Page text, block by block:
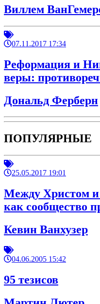
Виллем
07.11.2017 17:34
Реформация и
веры:
Дональд Ферберн
ПОПУЛЯРНЫЕ
25.05.2017 19:01
Между Христом и
как сообщество
Кевин Ванхузер
04.06.2005 15:42
95 тезисов